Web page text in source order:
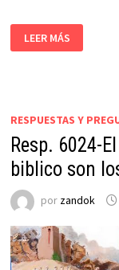
LEER MÁS
RESPUESTAS Y
Resp. 6024-
biblico son
por zandok